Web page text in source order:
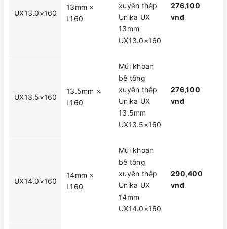
UX13.0×160
13mm ×
L160
xuyên thép
Unika UX
13mm
UX13.0×160
276,100
vnđ
UX13.5×160
13.5mm ×
L160
Mũi khoan
bê tông
xuyên thép
Unika UX
13.5mm
UX13.5×160
276,100
vnđ
UX14.0×160
14mm ×
L160
Mũi khoan
bê tông
xuyên thép
Unika UX
14mm
UX14.0×160
290,400
vnđ